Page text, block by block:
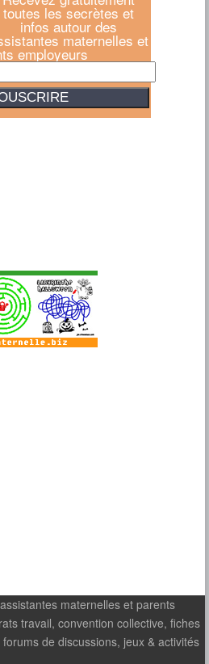
toutes les secrètes et
infos autour des
maternelles et
employeurs
maternelles et parents
travail, convention collective, fiches
de discussions, jeux & activités